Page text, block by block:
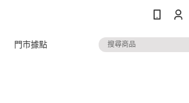
門市據點